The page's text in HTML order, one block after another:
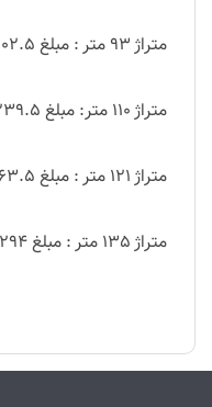
متراژ 93 متر : مبلغ 202.5 میلیون تومان.
متراژ 110 متر: مبلغ 239.5 میلیون تومان.
متراژ 121 متر : مبلغ 263.5 میلیون تومان.
متراژ 135 متر : مبلغ 294 میلیون تومان.